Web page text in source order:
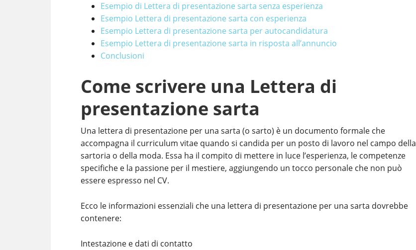
Esempio di Lettera di presentazione sarta senza esperienza
Esempio Lettera di presentazione sarta con esperienza
Esempio Lettera di presentazione sarta per autocandidatura
Esempio Lettera di presentazione sarta in risposta all’annuncio
Conclusioni
Come scrivere una Lettera di
presentazione sarta
Una lettera di presentazione per una sarta (o sarto) è un documento formale che
accompagna il curriculum vitae quando si candida per un posto di lavoro nel campo della
sartoria o della moda. Essa ha il compito di mettere in luce l’esperienza, le competenze
specifiche e la passione per il mestiere, aggiungendo un tocco personale che non può
essere espresso nel CV.
Ecco le informazioni essenziali che una lettera di presentazione per una sarta dovrebbe
contenere:
Intestazione e dati di contatto